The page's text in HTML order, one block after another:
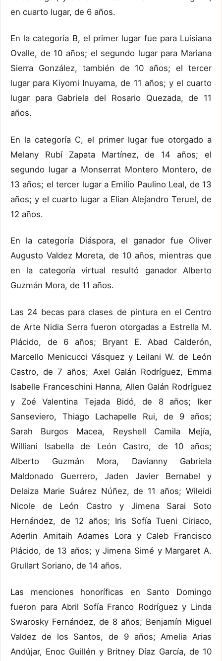
en cuarto lugar, de 6 años.
En la categoría B, el primer lugar fue para Luisiana
Ovalle, de 10 años; el segundo lugar para Mariana
Sierra González, también de 10 años; el tercer
lugar para Kiyomi Inuyama, de 11 años; y el cuarto
lugar para Gabriela del Rosario Quezada, de 11
años.
En la categoría C, el primer lugar fue otorgado a
Melany Rubí Zapata Martínez, de 14 años; el
segundo lugar a Monserrat Montero Montero, de
13 años; el tercer lugar a Emilio Paulino Leal, de 13
años; y el cuarto lugar a Elian Alejandro Teruel, de
12 años.
En la categoría Diáspora, el ganador fue Oliver
Augusto Valdez Moreta, de 10 años, mientras que
en la categoría virtual resultó ganador Alberto
Guzmán Mora, de 11 años.
Las 24 becas para clases de pintura en el Centro
de Arte Nidia Serra fueron otorgadas a Estrella M.
Plácido, de 6 años; Bryant E. Abad Calderón,
Marcello Menicucci Vásquez y Leilani W. de León
Castro, de 7 años; Axel Galán Rodríguez, Emma
Isabelle Franceschini Hanna, Allen Galán Rodríguez
y Zoé Valentina Tejada Bidó, de 8 años; Iker
Sanseviero, Thiago Lachapelle Rui, de 9 años;
Sarah Burgos Macea, Reyshell Camila Mejía,
Williani Isabella de León Castro, de 10 años;
Alberto Guzmán Mora, Davianny Gabriela
Maldonado Guerrero, Jaden Javier Bernabel y
Delaiza Marie Suárez Núñez, de 11 años; Wileidi
Nicole de León Castro y Jimena Sarai Soto
Hernández, de 12 años; Iris Sofía Tueni Ciriaco,
Aderlin Amitaih Adames Lora y Caleb Francisco
Plácido, de 13 años; y Jimena Simé y Margaret A.
Grullart Soriano, de 14 años.
Las menciones honoríficas en Santo Domingo
fueron para Abril Sofía Franco Rodríguez y Linda
Swarosky Fernández, de 8 años; Benjamín Miguel
Valdez de los Santos, de 9 años; Amelia Arias
Andújar, Enoc Guillén y Britney Díaz García, de 10